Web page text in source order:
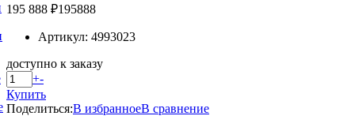
195 888 ₽195888
Артикул: 4993023
доступно к заказу
+-
Купить
Поделиться:В избранноеВ сравнение